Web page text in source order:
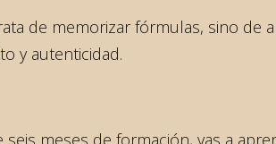
de memorizar fórmulas, sino de
y autenticidad.
seis meses de formación, vas a